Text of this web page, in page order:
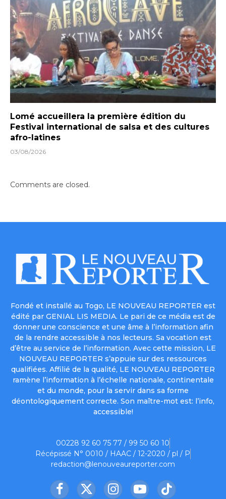
Lomé accueillera la première édition du
Festival international de salsa et des cultures
afro-latines
03/08/2026
Comments are closed.
Fondé et installé au Togo, LE NOUVEAU REPORTER est
édité par GENIAL LIS MEDIA. Le pari de ce média est de
donner une conscience et une âme à l’information afin
de la rendre accessible à nos lecteurs. Sa vocation est
d’être au service de l’information. Avec cette mission, LE
NOUVEAU REPORTER s’appuie sur des ressources
qualifiées. Affilié de la qualité, LE NOUVEAU REPORTER
ramène l’information à l’échelle nationale, continentale
et du monde, pour la servir dans sa forme
déontologiquement correcte. Son maître-mot est: l’info,
accessible!
00228 92 60 75 77 / 99 50 60 10
Récépissé N° 0010 / HAAC / 12-2020 / pl / P
redaction@lenouveaureporter.com
Facebook
X InstagramYouTubeTikTok